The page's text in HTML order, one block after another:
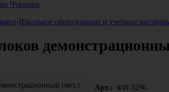
›Школьное оборудование и учебные
Арт.: ФИ-3296